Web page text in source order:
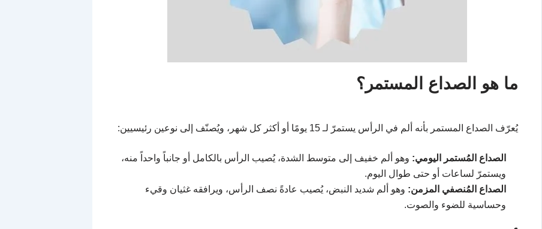
ما هو الصداع المستمر؟
يُعرّف الصداع المستمر بأنه ألم في الرأس يستمرّ لـ 15 يومًا أو أكثر كل شهر، ويُصنّف إلى نوعين رئيسيين:
الصداع المُستمر اليومي: وهو ألم خفيف إلى متوسط الشدة، يُصيب الرأس بالكامل أو جانباً واحداً منه،
ويستمرّ لساعات أو حتى طوال اليوم.
الصداع المُنصفي المزمن: وهو ألم شديد النبض، يُصيب عادةً نصف الرأس، ويرافقه غثيان وقيء
وحساسية للضوء والصوت.